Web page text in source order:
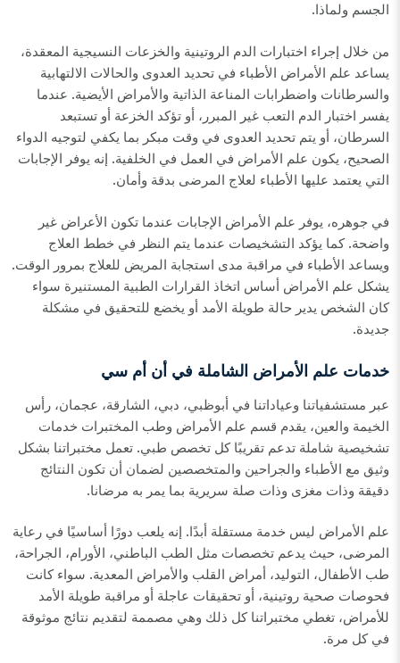
الجسم ولماذا.
من خلال إجراء اختبارات الدم الروتينية والخزعات النسيجية المعقدة،
يساعد علم الأمراض الأطباء في تحديد العدوى والحالات الالتهابية
والسرطانات واضطرابات المناعة الذاتية والأمراض الأيضية. عندما
يفسر اختبار الدم التعب غير المبرر، أو تؤكد الخزعة أو تستبعد
السرطان، أو يتم تحديد العدوى في وقت مبكر بما يكفي لتوجيه الدواء
الصحيح، يكون علم الأمراض في العمل في الخلفية. إنه يوفر الإجابات
التي يعتمد عليها الأطباء لعلاج المرضى بدقة وأمان.
في جوهره، يوفر علم الأمراض الإجابات عندما تكون الأعراض غير
واضحة. كما يؤكد التشخيصات عندما يتم النظر في خطط العلاج
ويساعد الأطباء في مراقبة مدى استجابة المريض للعلاج بمرور الوقت.
يشكل علم الأمراض أساس اتخاذ القرارات الطبية المستنيرة سواء
كان الشخص يدير حالة طويلة الأمد أو يخضع للتحقيق في مشكلة
جديدة.
خدمات علم الأمراض الشاملة في أن أم سي
عبر مستشفياتنا وعياداتنا في أبوظبي، دبي، الشارقة، عجمان، رأس
الخيمة والعين، يقدم قسم علم الأمراض وطب المختبرات خدمات
تشخيصية شاملة تدعم تقريبًا كل تخصص طبي. تعمل مختبراتنا بشكل
وثيق مع الأطباء والجراحين والمتخصصين لضمان أن تكون النتائج
دقيقة وذات مغزى وذات صلة سريرية بما يمر به مرضانا.
علم الأمراض ليس خدمة مستقلة أبدًا. إنه يلعب دورًا أساسيًا في رعاية
المرضى، حيث يدعم تخصصات مثل الطب الباطني، الأورام، الجراحة،
طب الأطفال، التوليد، أمراض القلب والأمراض المعدية. سواء كانت
فحوصات صحية روتينية، أو تحقيقات عاجلة أو مراقبة طويلة الأمد
للأمراض، تغطي مختبراتنا كل ذلك وهي مصممة لتقديم نتائج موثوقة
في كل مرة.